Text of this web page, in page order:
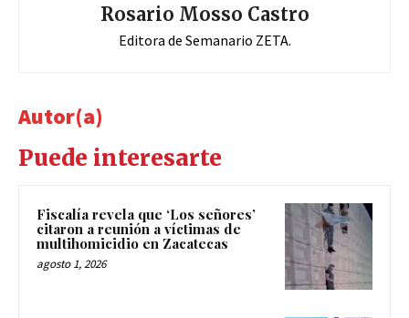
Rosario Mosso Castro
Editora de Semanario ZETA.
Autor(a)
Puede interesarte
Fiscalía revela que ‘Los señores’
citaron a reunión a víctimas de
multihomicidio en Zacatecas
agosto 1, 2026